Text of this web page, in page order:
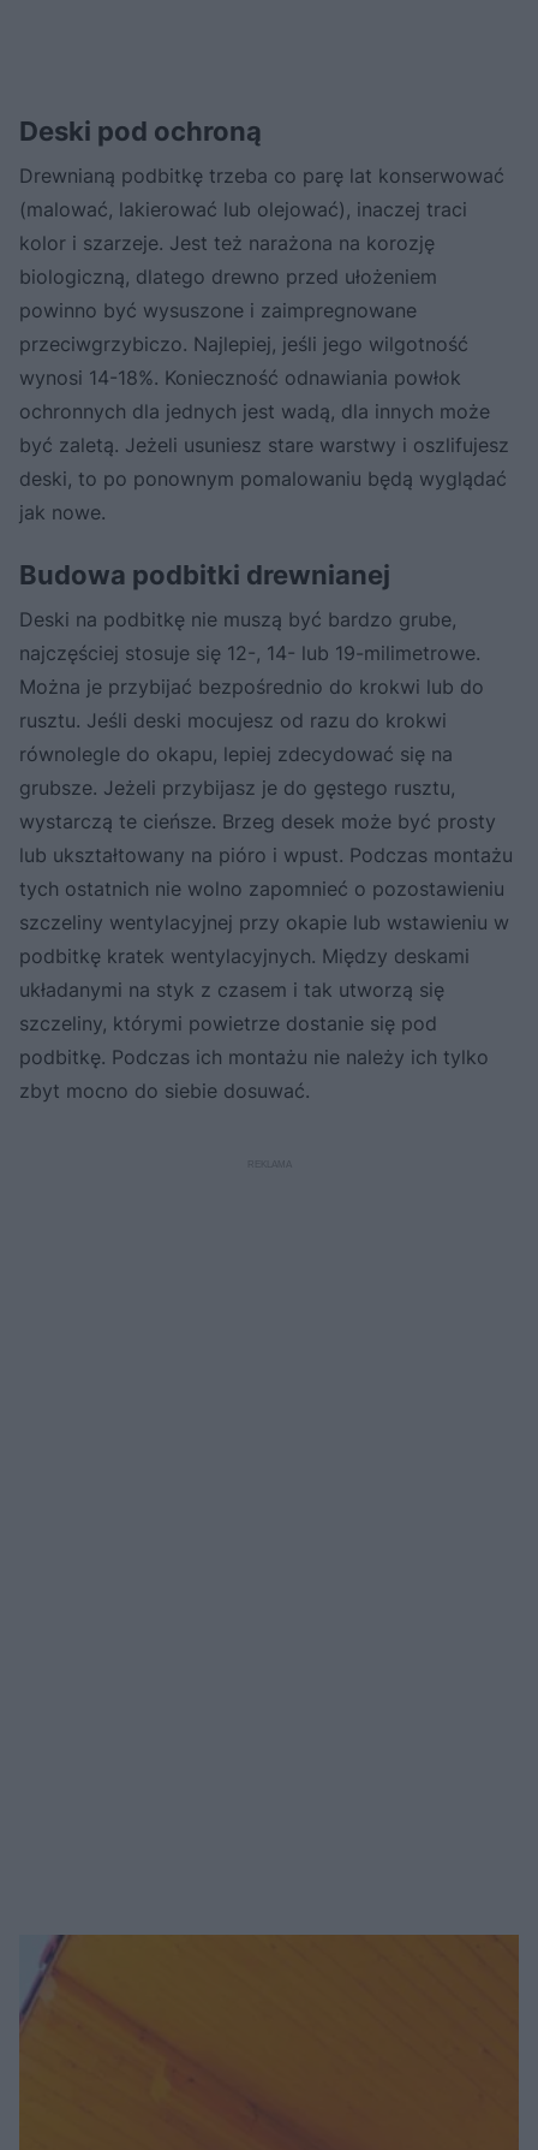
Deski pod ochroną
Drewnianą podbitkę trzeba co parę lat konserwować
(malować, lakierować lub olejować), inaczej traci
kolor i szarzeje. Jest też narażona na korozję
biologiczną, dlatego drewno przed ułożeniem
powinno być wysuszone i zaimpregnowane
przeciwgrzybiczo. Najlepiej, jeśli jego wilgotność
wynosi 14-18%. Konieczność odnawiania powłok
ochronnych dla jednych jest wadą, dla innych może
być zaletą. Jeżeli usuniesz stare warstwy i oszlifujesz
deski, to po ponownym pomalowaniu będą wyglądać
jak nowe.
Budowa podbitki drewnianej
Deski na podbitkę nie muszą być bardzo grube,
najczęściej stosuje się 12-, 14- lub 19-milimetrowe.
Można je przybijać bezpośrednio do krokwi lub do
rusztu. Jeśli deski mocujesz od razu do krokwi
równolegle do okapu, lepiej zdecydować się na
grubsze. Jeżeli przybijasz je do gęstego rusztu,
wystarczą te cieńsze. Brzeg desek może być prosty
lub ukształtowany na pióro i wpust. Podczas montażu
tych ostatnich nie wolno zapomnieć o pozostawieniu
szczeliny wentylacyjnej przy okapie lub wstawieniu w
podbitkę kratek wentylacyjnych. Między deskami
układanymi na styk z czasem i tak utworzą się
szczeliny, którymi powietrze dostanie się pod
podbitkę. Podczas ich montażu nie należy ich tylko
zbyt mocno do siebie dosuwać.